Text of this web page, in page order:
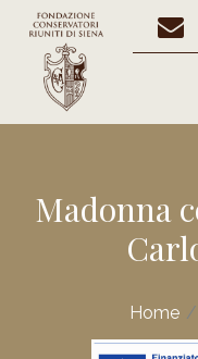
Madonna
Home